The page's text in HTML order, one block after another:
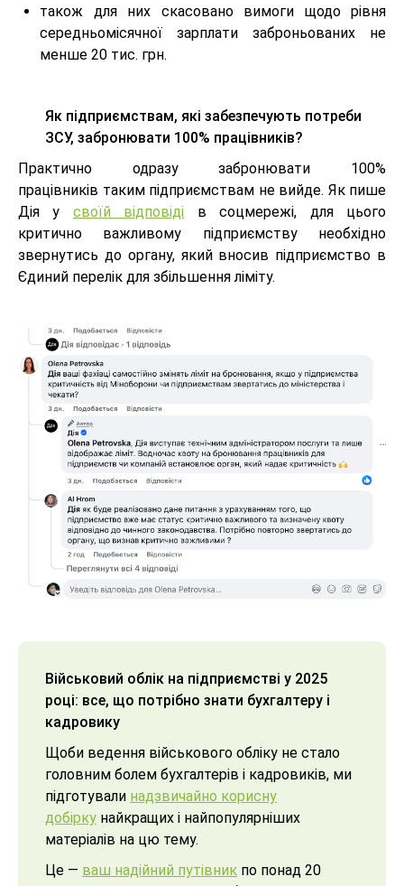
також для них скасовано вимоги щодо рівня
середньомісячної зарплати заброньованих не
менше 20 тис. грн.
Як підприємствам, які забезпечують потреби
ЗСУ, забронювати 100% працівників?
Практично одразу забронювати 100%
працівників таким підприємствам не вийде. Як пише
Дія у своїй відповіді в соцмережі, для цього
критично важливому підприємству необхідно
звернутись до органу, який вносив підприємство в
Єдиний перелік для збільшення ліміту.
Військовий облік на підприємстві у 2025
році: все, що потрібно знати бухгалтеру і
кадровику
Щоби ведення військового обліку не стало
головним болем бухгалтерів і кадровиків, ми
підготували надзвичайно корисну
добірку найкращих і найпопулярніших
матеріалів на цю тему.
Це — ваш надійний путівник по понад 20